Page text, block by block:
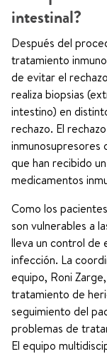
intestinal?
Después del
tratamiento
de evitar el
realiza biopsias
intestino) en
rechazo. El
inmunosupresores
que han recibido
medicamentos
Como los
son vulnerables a
lleva un control de
infección. La
equipo, Roni
tratamiento de
seguimiento del
problemas de
El equipo